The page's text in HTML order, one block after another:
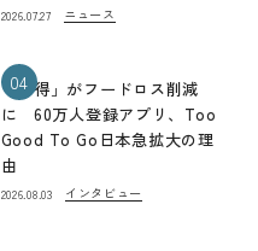
2026.07.27 ニュース
04
「お得」がフードロス削減
に 60万人登録アプリ、Too
Good To Go日本急拡大の理
由
2026.08.03 インタビュー